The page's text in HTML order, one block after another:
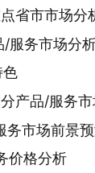
省市市场分
服务市场分
色
产品/服务
务市场前景
价格分析